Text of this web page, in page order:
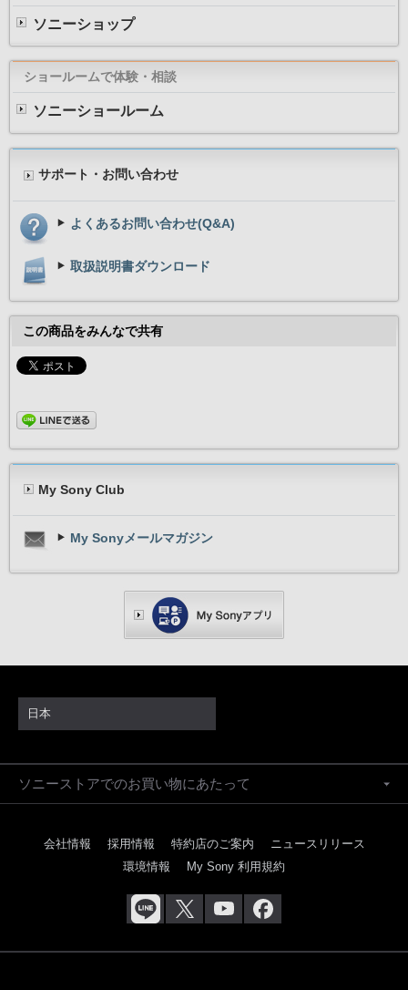
ソニーショップ
ショールームで体験・相談
ソニーショールーム
サポート・お問い合わせ
よくあるお問い合わせ(Q&A)
取扱説明書ダウンロード
この商品をみんなで共有
My Sony Club
My Sonyメールマガジン
日本
ソニーストアでのお買い物にあたって
会社情報 採用情報 特約店のご案内
ニュースリリース
環境情報
My Sony 利用規約